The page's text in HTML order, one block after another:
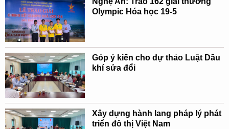
Olympic Hóa học 19-5
Góp ý kiến cho dự thảo Luật Dầu
khí sửa đổi
Xây dựng hành lang pháp lý phát
triển đô thị Việt Nam